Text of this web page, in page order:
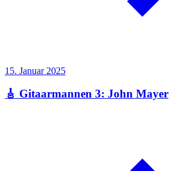
15. Januar 2025
🎸 Gitaarmannen 3: John Mayer